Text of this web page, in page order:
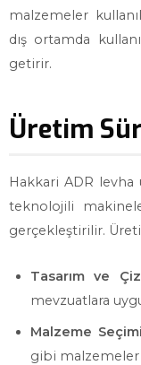
malzemeler
dış ortamda
getirir.
Üretim
Hakkari ADR
teknolojili
gerçekleştirilir.
Tasarım ve
mevzuatlara
Malzeme
gibi malzemeler